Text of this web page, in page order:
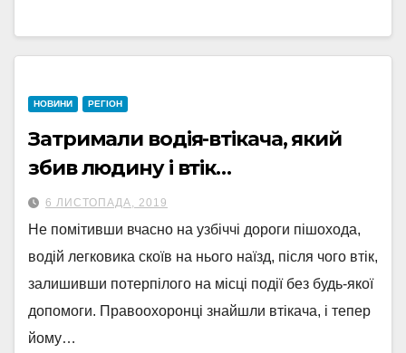
НОВИНИ РЕГІОН
Затримали водія-втікача, який
збив людину і втік…
6 ЛИСТОПАДА, 2019
Не помітивши вчасно на узбіччі дороги пішохода,
водій легковика скоїв на нього наїзд, після чого втік,
залишивши потерпілого на місці події без будь-якої
допомоги. Правоохоронці знайшли втікача, і тепер
йому…